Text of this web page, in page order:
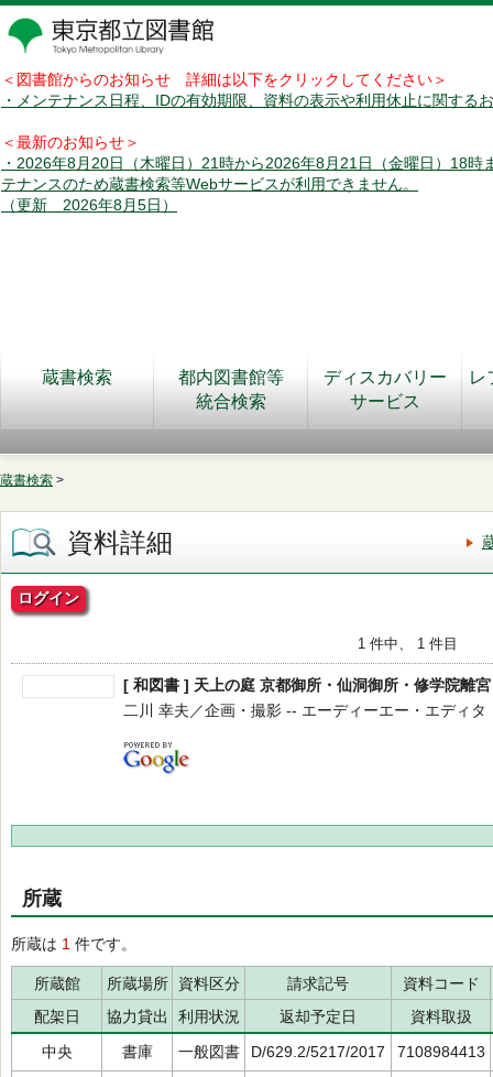
＜図書館からのお知らせ 詳細は以下をクリックしてください＞
・メンテナンス日程、IDの有効期限、資料の表示や利用休止に関する
＜最新のお知らせ＞
・2026年8月20日（木曜日）21時から2026年8月21日（金曜日）18時
テナンスのため蔵書検索等Webサービスが利用できません。
（更新 2026年8月5日）
蔵書検索
都内図書館等
統合検索
ディスカバリー
サービス
レ
蔵書検索 >
資料詳細
ログイン
1 件中、 1 件目
[ 和図書 ] 天上の庭 京都御所・仙洞御所・修学院離
二川 幸夫／企画・撮影 -- エーディーエー・エディ
所蔵
所蔵は 1 件です。
所蔵館 所蔵場所 資料区分 請求記号
資料コード
配架日
協力貸出 利用状況 返却予定日
資料取扱
中央
書庫 一般図書 D/629.2/5217/2017
7108984413